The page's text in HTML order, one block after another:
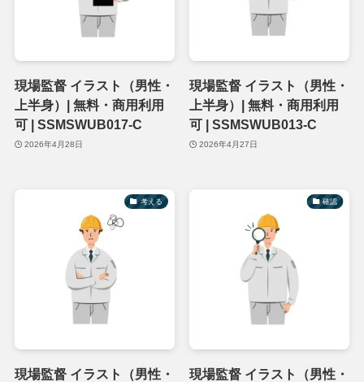
現場監督 イラスト（男性・
上半身）| 無料・商用利用
可 | SSMSWUB017-C
2026年4月28日
現場監督 イラスト（男性・
上半身）| 無料・商用利用
可 | SSMSWUB013-C
2026年4月27日
考える
現場監督 イラスト（男性・
確認
現場監督 イラスト（男性・